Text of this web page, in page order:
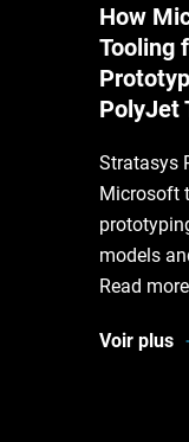
How
Tooling
PolyJet
Stratasys
Microsoft
models
Read more
Voir plus